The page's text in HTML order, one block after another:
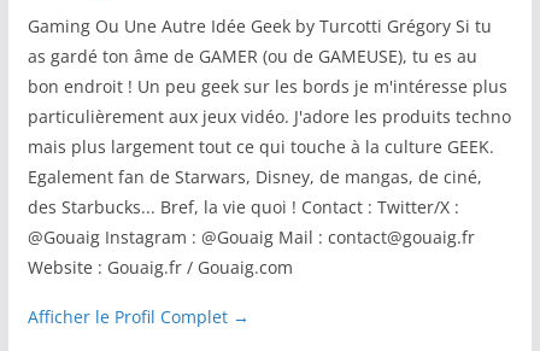
Gaming Ou Une Autre Idée Geek by Turcotti Grégory Si tu
as gardé ton âme de GAMER (ou de GAMEUSE), tu es au
bon endroit ! Un peu geek sur les bords je m'intéresse plus
particulièrement aux jeux vidéo. J'adore les produits techno
mais plus largement tout ce qui touche à la culture GEEK.
Egalement fan de Starwars, Disney, de mangas, de ciné,
des Starbucks... Bref, la vie quoi ! Contact : Twitter/X :
@Gouaig Instagram : @Gouaig Mail : contact@gouaig.fr
Website : Gouaig.fr / Gouaig.com
Afficher le Profil Complet →